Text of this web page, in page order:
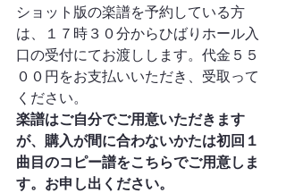
ショット版の楽譜を予約している方
は、１７時３０分からひばりホール入
口の受付にてお渡しします。代金５５
００円をお支払いいただき、受取って
ください。
楽譜はご自分でご用意いただきます
が、購入が間に合わないかたは初回１
曲目のコピー譜をこちらでご用意しま
す。お申し出ください。